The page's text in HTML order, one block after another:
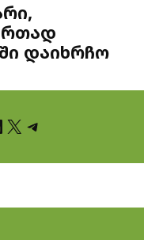
დაიხრჩო
X Telegram